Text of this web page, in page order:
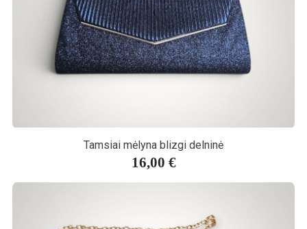
Tamsiai mėlyna blizgi delninė
16,00 €